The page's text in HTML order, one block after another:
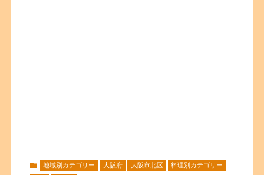
地域別カテゴリー 大阪府 大阪市北区 料理別カテゴリー